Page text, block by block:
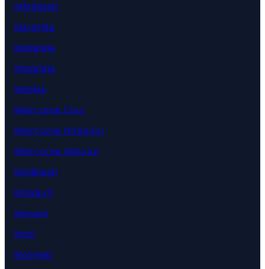
Mărășești
Marghita
Medgidia
Medgidia
Mediaș
Miercurea Ciuc
Miercurea Nirajului
Miercurea Sibiului
Mihăilești
Milișăuți
Mioveni
Mizil
Moinești